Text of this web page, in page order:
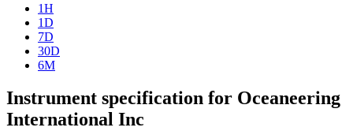
1H
1D
7D
30D
6M
Instrument specification for Oceaneering
International Inc